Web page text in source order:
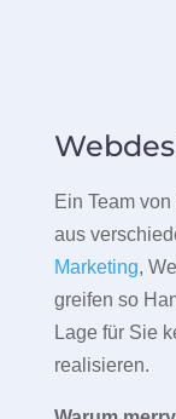
Ein Team
aus
Marketing,
greifen so
Lage für Sie
realisieren.